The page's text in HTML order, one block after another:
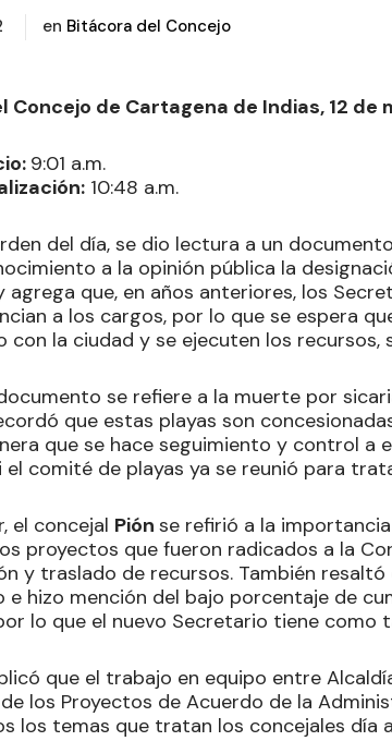
en Bitácora del Concejo
Concejo de Cartagena de Indias, 12 de
9:01 a.m.
10:48 a.m.
del día, se dio lectura a un
a la opinión pública la
agrega que, en años anteriores, los
a los cargos, por lo que se espera
con la ciudad y se ejecuten los recursos,
se refiere a la muerte por
que estas playas son
que se hace seguimiento y control a
el comité de playas ya se reunió para
el concejal Pión se refirió a la
proyectos que fueron radicados a la
y traslado de recursos. También
e hizo mención del bajo porcentaje de
lo que el nuevo Secretario tiene como
que el trabajo en equipo entre
los Proyectos de Acuerdo de la
los temas que tratan los concejales día